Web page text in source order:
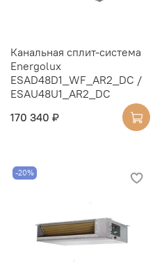
Канальная сплит-система
Energolux
ESAD48D1_WF_AR2_DC /
ESAU48U1_AR2_DC
170 340 ₽
-20%